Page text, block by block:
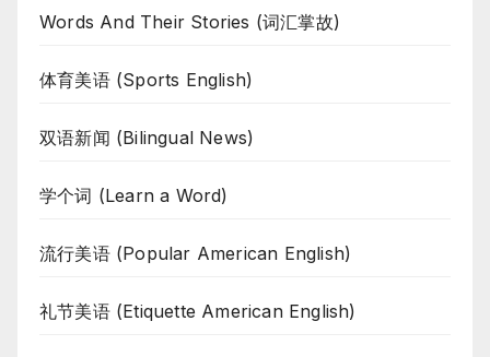
Words And Their Stories (词汇掌故)
体育美语 (Sports English)
双语新闻 (Bilingual News)
学个词 (Learn a Word)
流行美语 (Popular American English)
礼节美语 (Etiquette American English)